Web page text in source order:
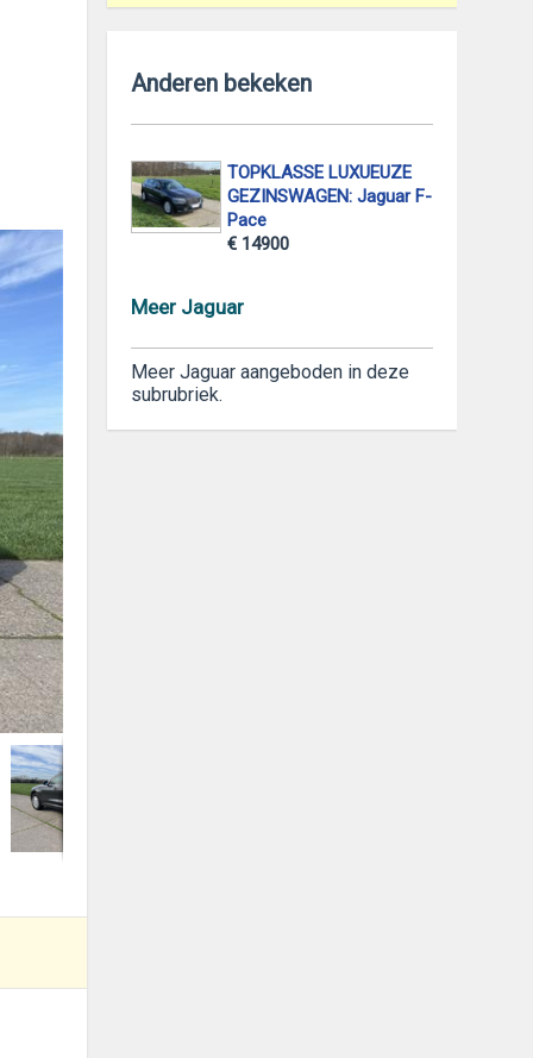
Anderen bekeken
TOPKLASSE LUXUEUZE
GEZINSWAGEN: Jaguar F-
Pace
€ 14900
Meer Jaguar
Meer Jaguar aangeboden in deze
subrubriek.